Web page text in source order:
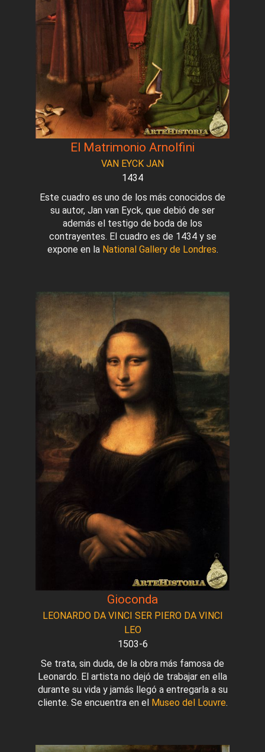
El Matrimonio Arnolfini
VAN EYCK JAN
1434
Este cuadro es uno de los más conocidos de
su autor, Jan van Eyck, que debió de ser
además el testigo de boda de los
contrayentes. El cuadro es de 1434 y se
expone en la National Gallery de Londres.
Gioconda
LEONARDO DA VINCI SER PIERO DA VINCI
LEO
1503-6
Se trata, sin duda, de la obra más famosa de
Leonardo. El artista no dejó de trabajar en ella
durante su vida y jamás llegó a entregarla a su
cliente. Se encuentra en el Museo del Louvre.